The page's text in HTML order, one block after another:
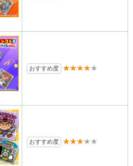
おすすめ度 ★★★★★
おすすめ度 ★★★★★